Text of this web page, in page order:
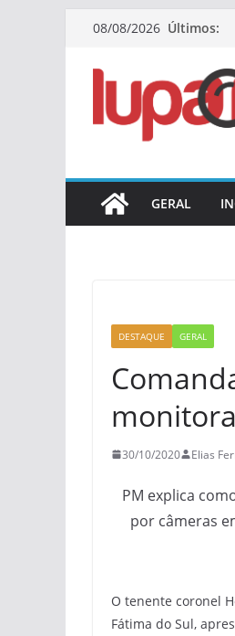
Pular08/08/2026 Últimos:
GERAL
DESTAQUE GERAL
30/10/2020 Elias
PM explica
por câmeras
O tenente coronel
Fátima do Sul,